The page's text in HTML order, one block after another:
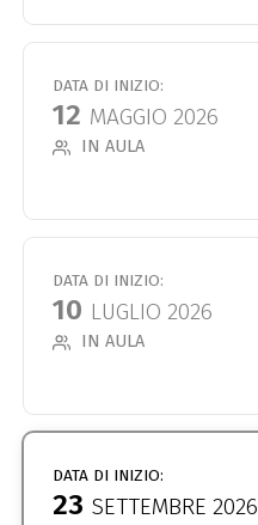
DATA DI INIZIO:
12 MAGGIO 2026
IN AULA
DATA DI INIZIO:
10 LUGLIO 2026
IN AULA
DATA DI INIZIO:
23 SETTEMBRE 2026